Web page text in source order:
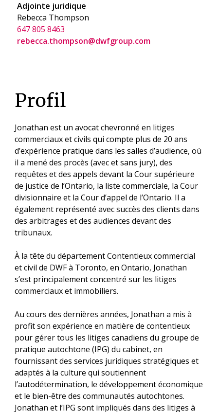
Adjointe juridique
Rebecca Thompson
647 805 8463
rebecca.thompson@dwfgroup.com
Profil
Jonathan est un avocat chevronné en litiges
commerciaux et civils qui compte plus de 20 ans
d’expérience pratique dans les salles d’audience, où
il a mené des procès (avec et sans jury), des
requêtes et des appels devant la Cour supérieure
de justice de l’Ontario, la liste commerciale, la Cour
divisionnaire et la Cour d’appel de l’Ontario. Il a
également représenté avec succès des clients dans
des arbitrages et des audiences devant des
tribunaux.
À la tête du département Contentieux commercial
et civil de DWF à Toronto, en Ontario, Jonathan
s’est principalement concentré sur les litiges
commerciaux et immobiliers.
Au cours des dernières années, Jonathan a mis à
profit son expérience en matière de contentieux
pour gérer tous les litiges canadiens du groupe de
pratique autochtone (IPG) du cabinet, en
fournissant des services juridiques stratégiques et
adaptés à la culture qui soutiennent
l’autodétermination, le développement économique
et le bien-être des communautés autochtones.
Jonathan et l’IPG sont impliqués dans des litiges à